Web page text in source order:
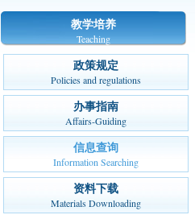
教学培养
Teaching
政策规定
Policies and regulations
办事指南
Affairs-Guiding
信息查询
Information Searching
资料下载
Materials Downloading